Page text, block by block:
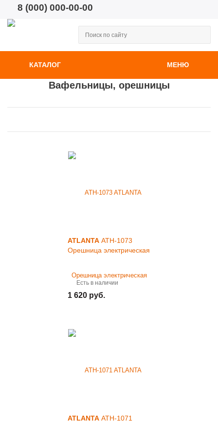
8 (000) 000-00-00
КАТАЛОГ МЕНЮ
Вафельницы, орешницы
ATLANTA ATH-1073
Орешница электрическая
Есть в наличии
1 620 руб.
ATLANTA ATH-1071